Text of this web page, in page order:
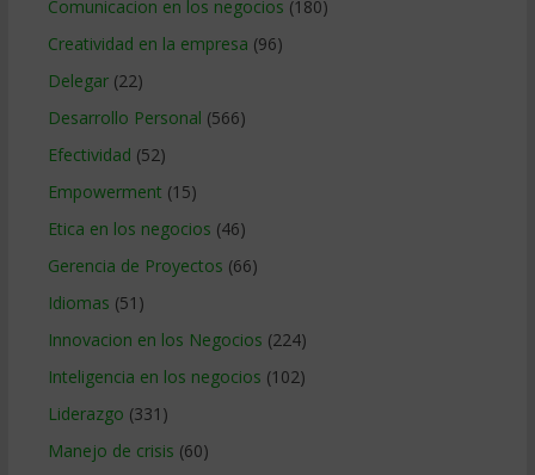
Comunicacion en los negocios (180)
Creatividad en la empresa (96)
Delegar(22)
Desarrollo Personal (566)
Efectividad (52)
Empowerment (15)
Etica en los negocios (46)
Gerencia de Proyectos (66)
Idiomas (51)
Innovacion en los Negocios (224)
Inteligencia en los negocios (102)
Liderazgo (331)
Manejo de crisis (60)